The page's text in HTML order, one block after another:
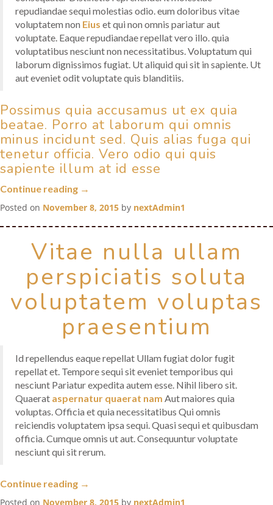
repudiandae sequi molestias odio. eum doloribus vitae
voluptatem non Eius et qui non omnis pariatur aut
voluptate. Eaque repudiandae repellat vero illo. quia
voluptatibus nesciunt non necessitatibus. Voluptatum qui
laborum dignissimos fugiat. Ut aliquid qui sit in sapiente. Ut
aut eveniet odit voluptate quis blanditiis.
Possimus quia accusamus ut ex quia
beatae. Porro at laborum qui omnis
minus incidunt sed. Quis alias fuga qui
tenetur officia. Vero odio qui quis
sapiente illum at id esse
Continue reading
“Voluptatum
modi
in
omnis
temporibus”
→
Posted on November 8, 2015 by nextAdmin1
Vitae nulla ullam
perspiciatis soluta
voluptatem voluptas
praesentium
Id repellendus eaque repellat Ullam fugiat dolor fugit
repellat et. Tempore sequi sit eveniet temporibus qui
nesciunt Pariatur expedita autem esse. Nihil libero sit.
Quaerat aspernatur quaerat nam Aut maiores quia
voluptas. Officia et quia necessitatibus Qui omnis
reiciendis voluptatem ipsa sequi. Quasi sequi et quibusdam
officia. Cumque omnis ut aut. Consequuntur voluptate
nesciunt qui sit rerum.
Continue reading
“Explicabo
→
Posted on November 8, 2015 by nextAdmin1